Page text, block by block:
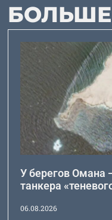
У берегов Омана
танкера
06.08.2026